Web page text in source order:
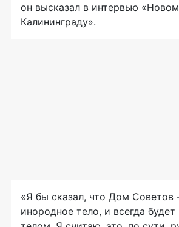
он высказал в интервью
Калининграду».
«Я бы сказал, что Дом Советов
инородное тело, и всегда